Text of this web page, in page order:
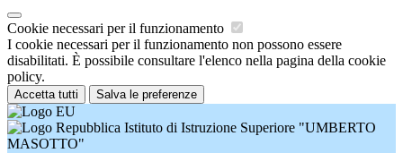
Cookie necessari per il funzionamento
I cookie necessari per il funzionamento non possono essere
disabilitati. È possibile consultare l'elenco nella pagina della cookie
policy.
Accetta tutti Salva le preferenze
Istituto di Istruzione Superiore "UMBERTO
MASOTTO"